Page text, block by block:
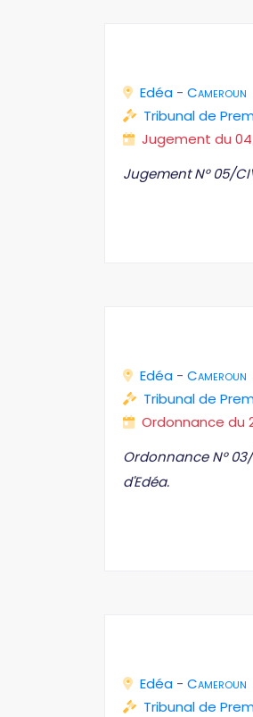
Edéa - Cameroun
Tribunal de
Jugement du
Jugement N° 05/
Edéa - Cameroun
Tribunal de
Ordonnance du
Ordonnance N°
d'Edéa.
Edéa - Cameroun
Tribunal de